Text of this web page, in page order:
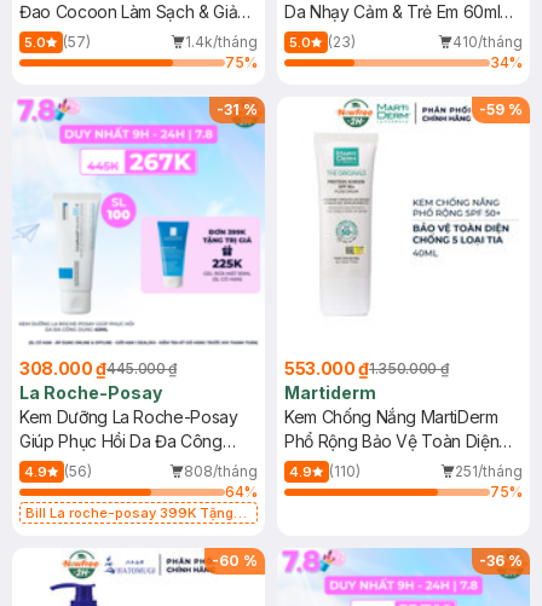
Đao Cocoon Làm Sạch & Giảm
Dầu 500ml
5.0 (57)
1.4k/tháng
75%
Da Nhạy Cảm & Trẻ Em 60ml
(Mới)
5.0 (23)
410/tháng
34%
-31%
308.000 ₫445.000 ₫
La Roche-Posay
Kem Dưỡng La Roche-Posay
Giúp Phục Hồi Da Đa Công
Dụng 40ml
4.9 (56)
808/tháng
64%
Bill La roche-posay 399K Tặng
(SL có hạn)
-59 %
553.000 ₫1.350.000 ₫
Martiderm
Kem Chống Nắng MartiDerm
Phổ Rộng Bảo Vệ Toàn Diện
40ml
4.9 (110)
251/tháng
75%
-60 % -36%